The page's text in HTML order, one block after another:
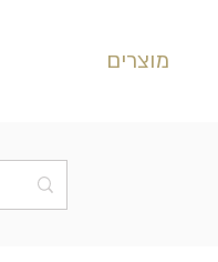
מוצרים